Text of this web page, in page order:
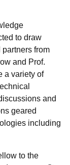
to draw
from
and Prof.
a variety of
and
geared
including
to the